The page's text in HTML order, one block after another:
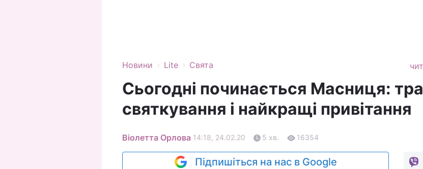
Новини › Lite › Свята
Сьогодні починається Масниця:
святкування і найкращі привітання
Віолетта Орлова 14:18, 24.02.20 5 хв. 16354
Підпишіться на нас в Google